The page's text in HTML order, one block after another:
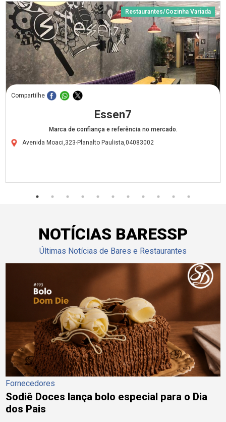
Restaurantes/Cozinha Variada
Compartilhe
Essen7
Marca de confiança e referência no mercado.
Avenida Moaci,323-Planalto Paulista,04083002
NOTÍCIAS BARESSP
Últimas Notícias de Bares e Restaurantes
Fornecedores
Sodiê Doces lança bolo especial para o Dia
dos Pais